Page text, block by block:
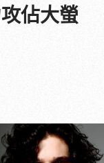
佔大螢